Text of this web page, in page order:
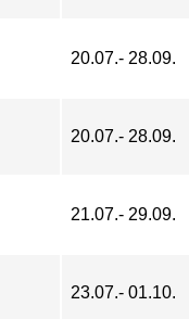
20.07.- 28.09.
20.07.- 28.09.
21.07.- 29.09.
23.07.- 01.10.